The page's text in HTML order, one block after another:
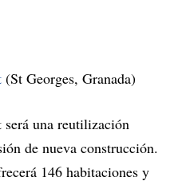
(St Georges, Granada)
una reutilización
de nueva construcción.
146 habitaciones y